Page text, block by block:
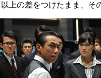
上の差をつけたまま、そ